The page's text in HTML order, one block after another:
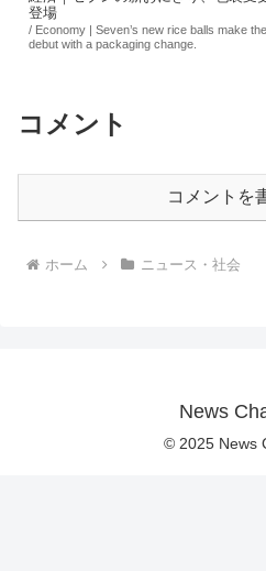
登場
/ Economy | Seven’s new rice balls make
debut with a packaging change.
コメント
コメントを
ホーム ニュース・社会
News
© 2025 News